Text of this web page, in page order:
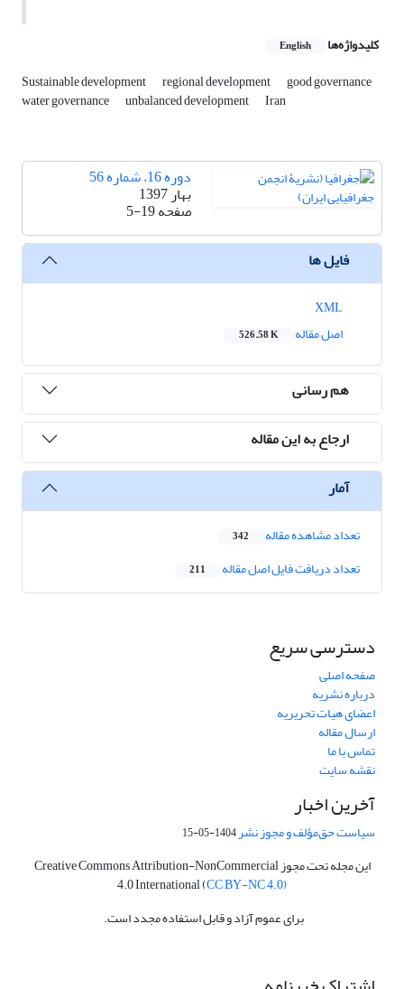
کلیدواژه‌ها English
Sustainable development regional development good governance
water governance unbalanced development Iran
دوره 16، شماره 56
بهار 1397
صفحه5-19
فایل ها
اصل مقاله
526.58 K
هم رسانی
ارجاع به این مقاله
آمار
تعداد مشاهده مقاله 342
تعداد دریافت فایل اصل مقاله 211
دسترسی سریع
صفحه اصلی
درباره نشریه
اعضای هیات تحریریه
ارسال مقاله
تماس با ما
نقشه سایت
آخرین اخبار
سیاست حق‌مؤلف و مجوز نشر1404-05-15
این مجله تحت مجوز Creative Commons Attribution-NonCommercial
4.0 International (CC BY-NC 4.0)
برای عموم آزاد و قابل استفاده مجدد است.